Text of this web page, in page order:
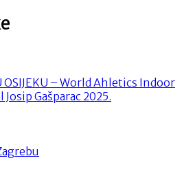
OSIJEKU – World Ahletics Indoor
Gašparac 2025.